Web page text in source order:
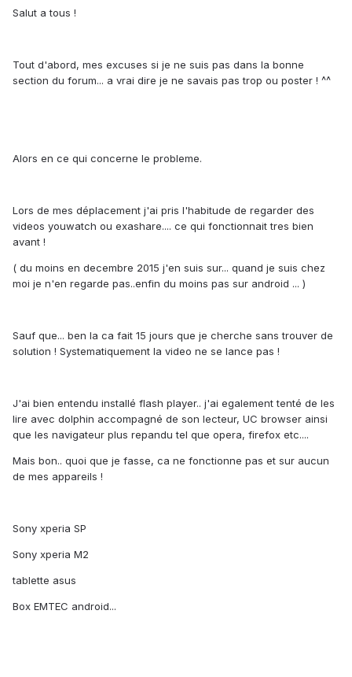
Salut a tous !
Tout d'abord, mes excuses si je ne suis pas dans la bonne
section du forum... a vrai dire je ne savais pas trop ou poster ! ^^
Alors en ce qui concerne le probleme.
Lors de mes déplacement j'ai pris l'habitude de regarder des
videos youwatch ou exashare.... ce qui fonctionnait tres bien
avant !
( du moins en decembre 2015 j'en suis sur... quand je suis chez
moi je n'en regarde pas..enfin du moins pas sur android ... )
Sauf que... ben la ca fait 15 jours que je cherche sans trouver de
solution ! Systematiquement la video ne se lance pas !
J'ai bien entendu installé flash player.. j'ai egalement tenté de les
lire avec dolphin accompagné de son lecteur, UC browser ainsi
que les navigateur plus repandu tel que opera, firefox etc....
Mais bon.. quoi que je fasse, ca ne fonctionne pas et sur aucun
de mes appareils !
Sony xperia SP
Sony xperia M2
tablette asus
Box EMTEC android...